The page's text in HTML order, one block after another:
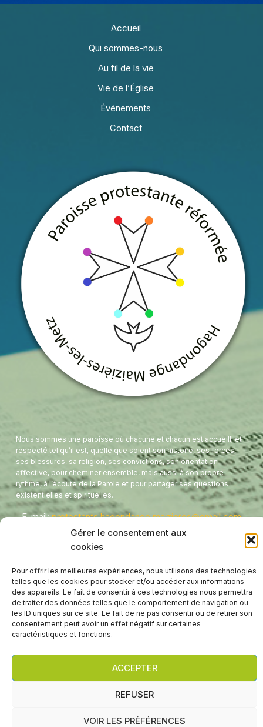
Gérer le consentement aux
cookies
Pour offrir les meilleures expériences, nous utilisons des technologies
telles que les cookies pour stocker et/ou accéder aux informations
des appareils. Le fait de consentir à ces technologies nous permettra
de traiter des données telles que le comportement de navigation ou
les ID uniques sur ce site. Le fait de ne pas consentir ou de retirer son
consentement peut avoir un effet négatif sur certaines
caractéristiques et fonctions.
ACCEPTER
REFUSER
VOIR LES PRÉFÉRENCES
Accueil
Qui sommes-nous
Au fil de la vie
Vie de l’Église
Événements
Contact
Nous sommes une paroisse où chacune et chacun est accueilli et
respecté tel qu’il est, quelle que soient son histoire, ses forces,
ses blessures, sa religion, ses convictions, son orientation
affective, pour cheminer ensemble, mais aussi à son propre
rythme, à l’écoute de la Parole et pour partager ses questions
existentielles et spirituelles.
E-mail:protestants.hagondange.maizieres@gmail.com
Tel:03 87 71 41 56
Presbytère - 8 Rue de l'étang
Hagondange,57300
FRANCE
d'Hagondange/Maizières-lès-Metz